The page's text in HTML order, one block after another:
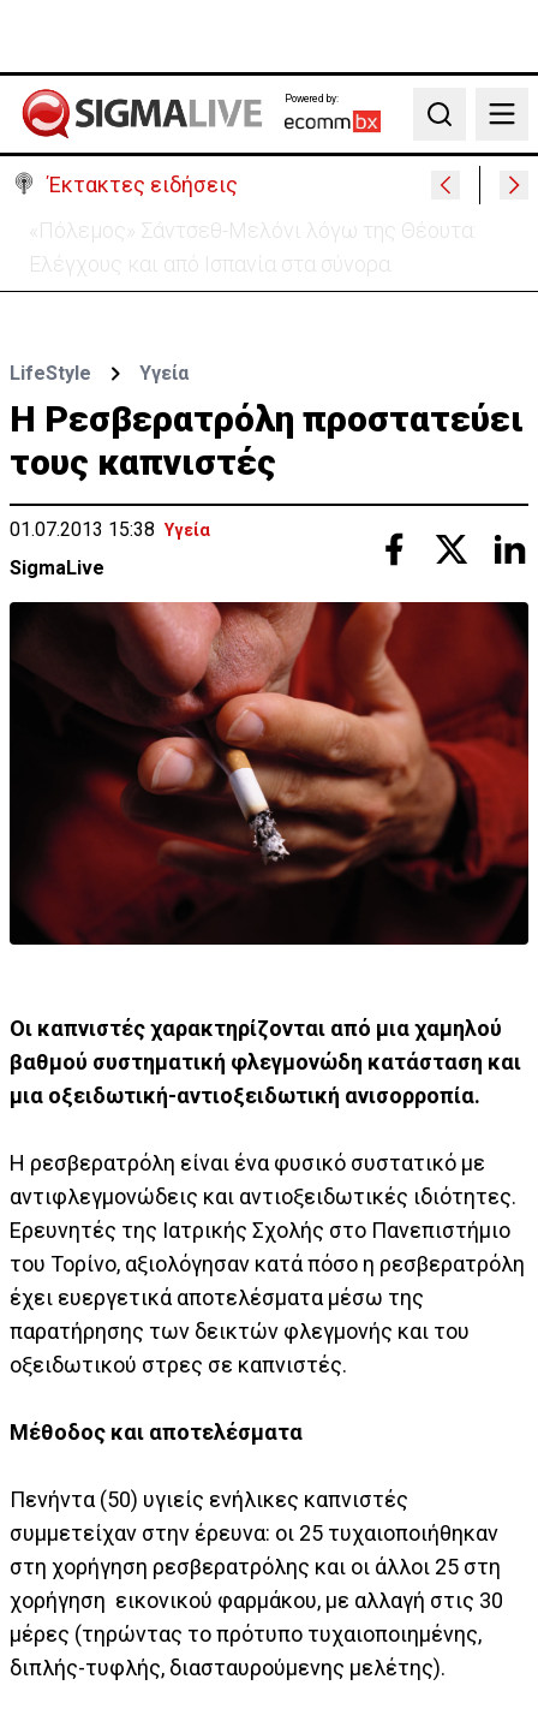
Powered by:
Search
Έκτακτες ειδήσεις
Απόπειρα φόνου σε μοναστήρι: 6ημερη κράτηση
στον μοναχό – Τι προηγήθηκε
LifeStyle Υγεία
Η Ρεσβερατρόλη προστατεύει
τους καπνιστές
01.07.2013 15:38 Υγεία
SigmaLive
Οι καπνιστές χαρακτηρίζονται από μια χαμηλού
βαθμού συστηματική φλεγμονώδη κατάσταση και
μια οξειδωτική-αντιοξειδωτική ανισορροπία.
Η ρεσβερατρόλη είναι ένα φυσικό συστατικό με
αντιφλεγμονώδεις και αντιοξειδωτικές ιδιότητες.
Ερευνητές της Ιατρικής Σχολής στο Πανεπιστήμιο
του Τορίνο, αξιολόγησαν κατά πόσο η ρεσβερατρόλη
έχει ευεργετικά αποτελέσματα μέσω της
παρατήρησης των δεικτών φλεγμονής και του
οξειδωτικού στρες σε καπνιστές.
Μέθοδος και αποτελέσματα
Πενήντα (50) υγιείς ενήλικες καπνιστές
συμμετείχαν στην έρευνα: οι 25 τυχαιοποιήθηκαν
στη χορήγηση ρεσβερατρόλης και οι άλλοι 25 στη
χορήγηση εικονικού φαρμάκου, με αλλαγή στις 30
μέρες (τηρώντας το πρότυπο τυχαιοποιημένης,
διπλής-τυφλής, διασταυρούμενης μελέτης).